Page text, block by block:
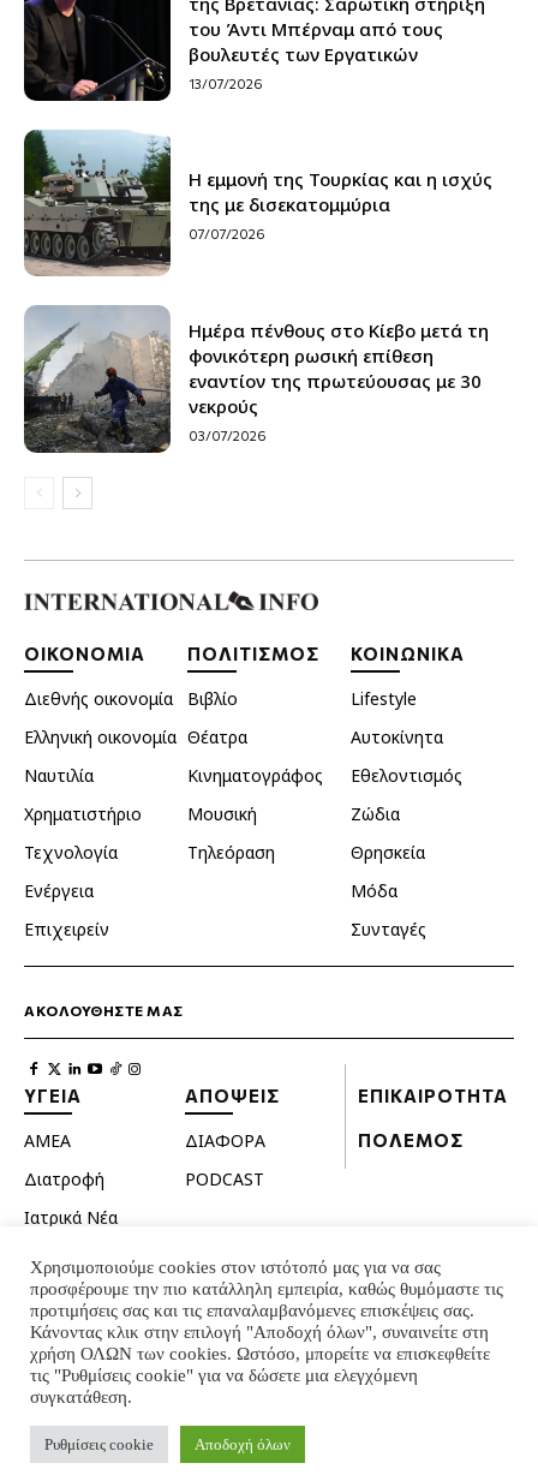
του Άντι Μπέρναμ από τους
βουλευτές των Εργατικών
13/07/2026
H εμμονή της Τουρκίας και η ισχύς
της με δισεκατομμύρια
07/07/2026
Ημέρα πένθους στο Κίεβο μετά τη
φονικότερη ρωσική επίθεση
εναντίον της πρωτεύουσας με 30
νεκρούς
03/07/2026
ΟΙΚΟΝΟΜΙΑ
Διεθνής οικονομία
Ελληνική οικονομία
Ναυτιλία
Χρηματιστήριο
Τεχνολογία
Ενέργεια
Επιχειρείν
ΠΟΛΙΤΙΣΜΟΣ
Βιβλίο
Θέατρα
Κινηματογράφος
Μουσική
Τηλεόραση
ΚΟΙΝΩΝΙΚΑ
Lifestyle
Αυτοκίνητα
Εθελοντισμός
Ζώδια
Θρησκεία
Μόδα
Συνταγές
ΑΚΟΛΟΥΘΗΣΤΕ ΜΑΣ
ΥΓΕΙΑ
ΑΜΕΑ
Διατροφή
Ιατρικά Νέα
Ομορφιά
Σεξουαλική ζωή
Ψυχολογία
ΑΠΟΨΕΙΣ
ΔΙΑΦΟΡΑ
PODCAST
ΕΠΙΚΑΙΡΟΤΗΤΑ
ΠΟΛΕΜΟΣ
© INTERNATIONAL INFO 2024 - ALL RIGHTS RESERVED
Χρησιμοποιούμε cookies στον ιστότοπό μας για να σας
προσφέρουμε την πιο κατάλληλη εμπειρία, καθώς θυμόμαστε τις
προτιμήσεις σας και τις επαναλαμβανόμενες επισκέψεις σας.
Κάνοντας κλικ στην επιλογή "Αποδοχή όλων", συναινείτε στη
χρήση ΟΛΩΝ των cookies. Ωστόσο, μπορείτε να επισκεφθείτε
τις "Ρυθμίσεις cookie" για να δώσετε μια ελεγχόμενη
συγκατάθεση.
Ρυθμίσεις cookie Αποδοχή όλων